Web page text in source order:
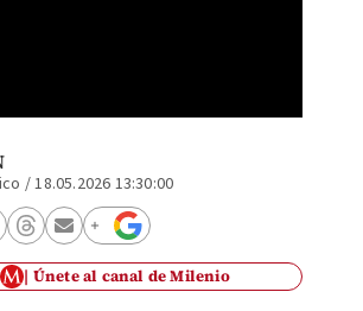
/18.05.2026 13:30:00
Únete al canal de Milenio